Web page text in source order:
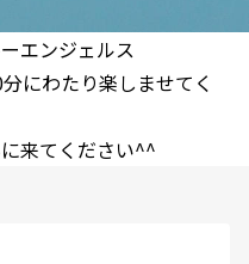
エンジェルス
にわたり楽しませてく
来てください^^